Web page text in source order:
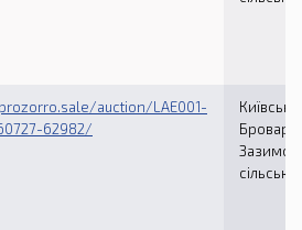
auction/LAE001-
62982/